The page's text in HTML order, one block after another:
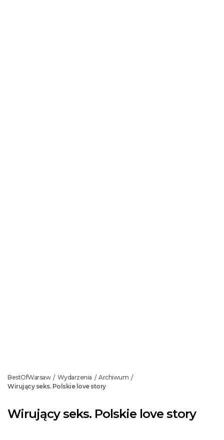
BestOfWarsaw / Wydarzenia / Archiwum /
Wirujący seks. Polskie love story
Wirujący seks. Polskie love story